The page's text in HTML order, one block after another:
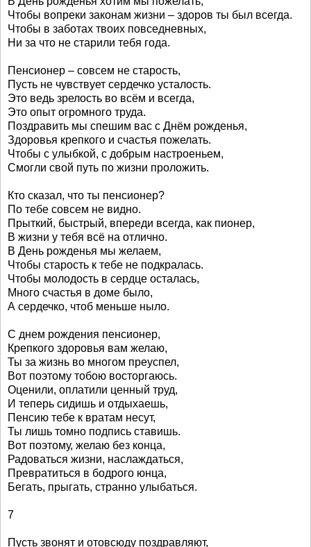
Чтобы вопреки законам жизни – здоров ты был всегда.
Чтобы в заботах твоих повседневных,
Ни за что не старили тебя года.
Пенсионер – совсем не старость,
Пусть не чувствует сердечко усталость.
Это ведь зрелость во всём и всегда,
Это опыт огромного труда.
Поздравить мы спешим вас с Днём рожденья,
Здоровья крепкого и счастья пожелать.
Чтобы с улыбкой, с добрым настроеньем,
Смогли свой путь по жизни проложить.
Кто сказал, что ты пенсионер?
По тебе совсем не видно.
Прыткий, быстрый, впереди всегда, как пионер,
В жизни у тебя всё на отлично.
В День рожденья мы желаем,
Чтобы старость к тебе не подкралась.
Чтобы молодость в сердце осталась,
Много счастья в доме было,
А сердечко, чтоб меньше ныло.
С днем рождения пенсионер,
Крепкого здоровья вам желаю,
Ты за жизнь во многом преуспел,
Вот поэтому тобою восторгаюсь.
Оценили, оплатили ценный труд,
И теперь сидишь и отдыхаешь,
Пенсию тебе к вратам несут,
Ты лишь томно подпись ставишь.
Вот поэтому, желаю без конца,
Радоваться жизни, наслаждаться,
Превратиться в бодрого юнца,
Бегать, прыгать, странно улыбаться.
7
Пусть звонят и отовсюду поздравляют,